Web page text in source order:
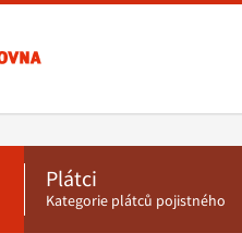
Plátci
Kategorie plátců pojistného